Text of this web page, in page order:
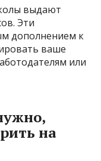
выдают
Эти
дополнением к
ваше
или
на